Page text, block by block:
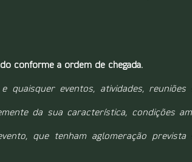
conforme a ordem de chegada.
quaisquer eventos, atividades, reuniões
da sua característica, condições
que tenham aglomeração